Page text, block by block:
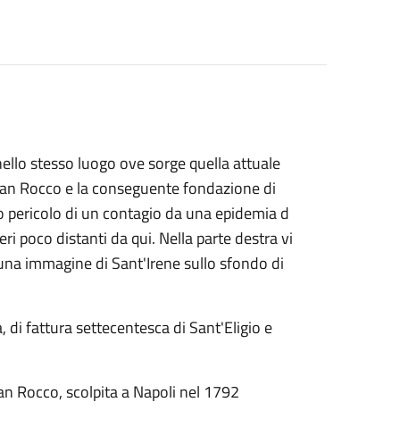
stesso luogo ove sorge quella attuale
Rocco e la conseguente fondazione di
di un contagio da una epidemia d
poco distanti da qui. Nella parte destra vi
immagine di Sant'Irene sullo sfondo di
di fattura settecentesca di Sant'Eligio e
Rocco, scolpita a Napoli nel 1792